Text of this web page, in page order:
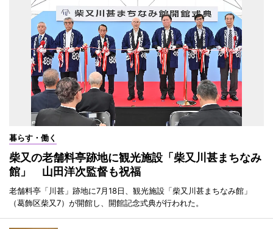
暮らす・働く
柴又の老舗料亭跡地に観光施設「柴又川甚まちなみ
館」 山田洋次監督も祝福
老舗料亭「川甚」跡地に7月18日、観光施設「柴又川甚まちなみ館」
（葛飾区柴又7）が開館し、開館記念式典が行われた。